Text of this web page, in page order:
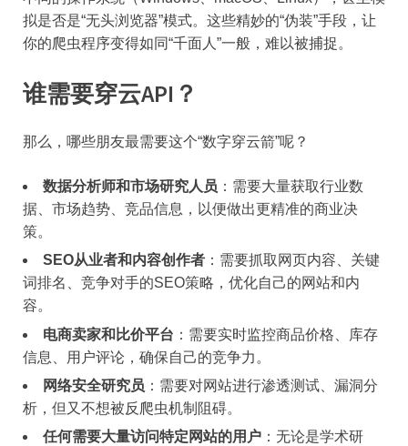
拟是否是“无头浏览器”模式。这些精妙的“伪装”手段，让
你的爬虫程序变得如同“千面人”一般，难以被捕捉。
谁需要穿云API？
那么，哪些朋友最需要这个“数字穿云箭”呢？
数据分析师和市场研究人员 ：需要大量获取行业数
据、市场趋势、竞品信息，以便做出更精准的商业决
策。
SEO从业者和内容创作者 ：需要抓取网页内容、关键
词排名、竞争对手的SEO策略，优化自己的网站和内
容。
电商卖家和比价平台 ：需要实时监控商品价格、库存
信息、用户评论，确保自己的竞争力。
网络安全研究员 ：需要对网站进行渗透测试、漏洞分
析，但又不想被反爬虫机制阻碍。
任何需要大量访问特定网站的用户 ：无论是学术研